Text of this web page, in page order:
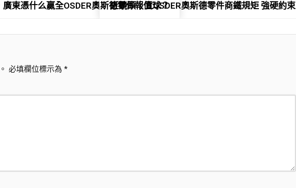
東憑什么贏全OSDER奧斯德零件報價球？近鏡頭｜立OSDER奧斯德零件商鐵規矩 強硬約束
必填欄位標示為 *